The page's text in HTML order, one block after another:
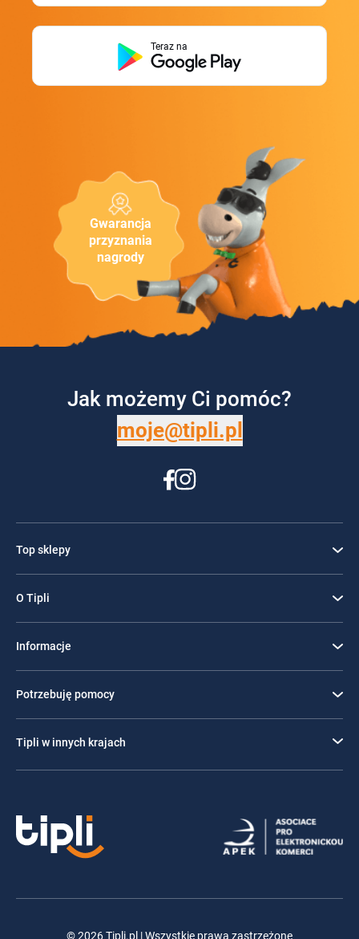
Gwarancja
przyznania
nagrody
Teraz na
Jak możemy Ci pomóc?
moje@tipli.pl
Top sklepy
O Tipli
Informacje
Potrzebuję pomocy
Tipli w innych krajach
© 2026 Tipli.pl | Wszystkie prawa zastrzeżone